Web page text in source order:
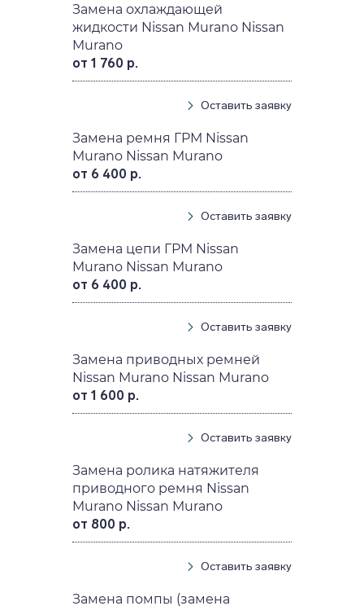
Замена охлаждающей
жидкости Nissan Murano Nissan
Murano
от 1 760 р.
Оставить заявку
Замена ремня ГРМ Nissan
Murano Nissan Murano
от 6 400 р.
Оставить заявку
Замена цепи ГРМ Nissan
Murano Nissan Murano
от 6 400 р.
Оставить заявку
Замена приводных ремней
Nissan Murano Nissan Murano
от 1 600 р.
Оставить заявку
Замена ролика натяжителя
приводного ремня Nissan
Murano Nissan Murano
от 800 р.
Оставить заявку
Замена помпы (замена